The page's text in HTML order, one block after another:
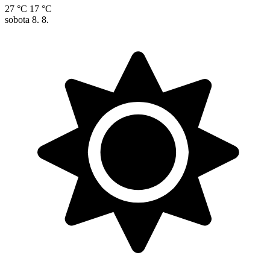
27 °C 17 °C
sobota 8. 8.